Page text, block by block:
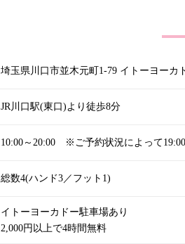
埼玉県川口市並木元町1-79 イトーヨーカ
JR川口駅(東口)より徒歩8分
10:00～20:00 ※ご予約状況によって
総数4(ハンド3／フット1)
イトーヨーカドー駐車場あり
2,000円以上で4時間無料